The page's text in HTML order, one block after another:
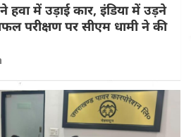
हवा में उड़ाई कार, इंडिया में उड़ने
परीक्षण पर सीएम धामी ने की